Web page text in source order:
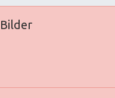
Bilder